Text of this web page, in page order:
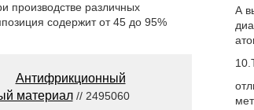
А
производстве различных
содержит от 45 до 95%
Антифрикционный
материал// 2495060